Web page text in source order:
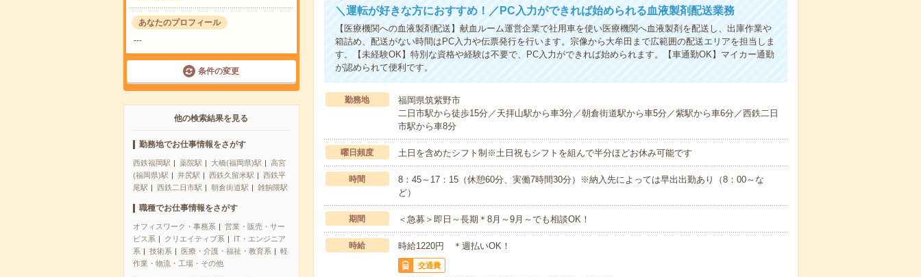
あなたのプロフィール
---
条件の変更
他の検索結果を見る
勤務地でお仕事情報をさがす
西鉄福岡駅 薬院駅 大橋(福岡県)駅
高宮
(福岡県)駅
井尻駅 西鉄久留米駅
西鉄平
尾駅
西鉄二日市駅 朝倉街道駅 雑餉隈駅
職種でお仕事情報をさがす
オフィスワーク・事務系
営業・販売・サー
ビス系
クリエイティブ系
IT・エンジニア
系
技術系 医療・介護・福祉・教育系
軽
作業・物流・工場・その他
＼運転が好きな方におすすめ！／PC入力ができれば始められる血液製剤配送業務
【医療機関への血液製剤配送】献血ルーム運営企業で社用車を使い医療機関へ血液製剤を配送し、出庫作業や
箱詰め、配送がない時間はPC入力や伝票発行を行います。宗像から大牟田まで広範囲の配送エリアを担当しま
す。【未経験OK】特別な資格や経験は不要で、PC入力ができれば始められます。【車通勤OK】マイカー通勤
が認められて便利です。
勤務地
福岡県筑紫野市
二日市駅から徒歩15分／天拝山駅から車3分／朝倉街道駅から車5分／紫駅から車6分／西鉄二日
市駅から車8分
曜日頻度 土日を含めたシフト制※土日祝もシフトを組んで半分ほどお休み可能です
時間
8：45～17：15（休憩60分、実働7時間30分）※納入先によっては早出出勤あり（8：00～な
ど）
期間 ＜急募＞即日～長期＊8月～9月～でも相談OK！
時給 時給1220円 ＊週払いOK！
交通費